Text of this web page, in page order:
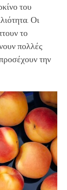
του
Οι
το
πολλές
την